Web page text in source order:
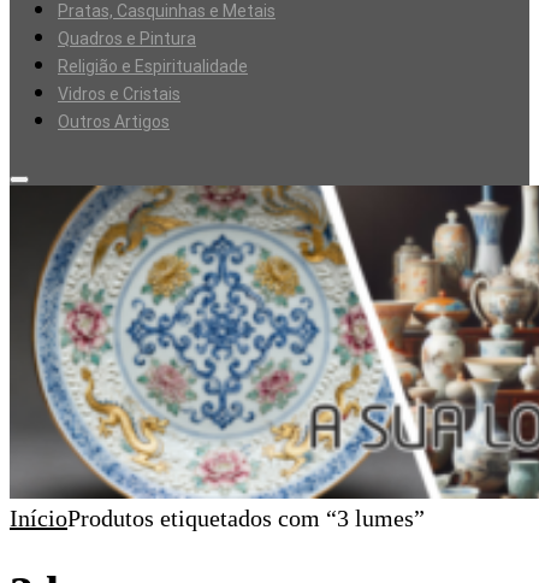
Pratas, Casquinhas e Metais
Quadros e Pintura
Religião e Espiritualidade
Vidros e Cristais
Outros Artigos
InícioProdutos etiquetados com “3 lumes”